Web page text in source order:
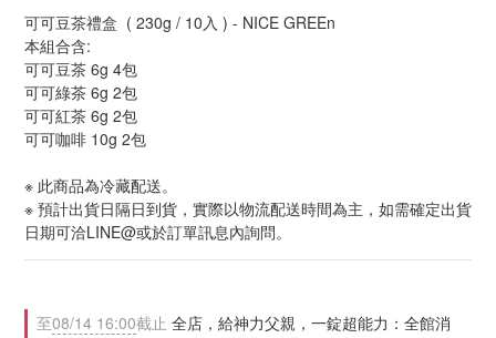
可可豆茶禮盒  ( 230g / 10入 ) - NICE GREEn
本組合含:
可可豆茶 6g 4包
可可綠茶 6g 2包
可可紅茶 6g 2包
可可咖啡 10g 2包
※ 此商品為冷藏配送。
※ 預計出貨日隔日到貨，實際以物流配送時間為主，如需確定出貨
日期可洽LINE@或於訂單訊息內詢問。
至08/14 16:00截止 全店，給神力父親，一錠超能力：全館消